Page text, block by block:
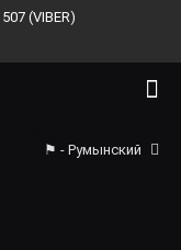
(VIBER)
⚑ - Румынский